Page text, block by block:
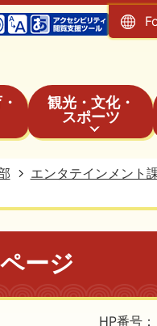
観光・文化・
スポーツ
エンタテインメント
ージ
HP番号：